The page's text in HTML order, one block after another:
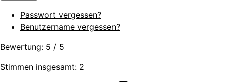
Passwort vergessen?
Benutzername vergessen?
Bewertung: 5 / 5
Stimmen insgesamt: 2